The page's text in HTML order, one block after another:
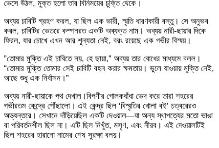
ভেসে উঠল, মুক্ত হলো তার বিনিময়ের চুক্তি থেকে।
​অব্যয় চাবিটি গ্রহণ করল, যা ছিল এক ভারী, স্মৃতি ধারণকারী বস্তু। সে অনুভব
করল, চাবিটির ভেতরে কম্পনরত একটি অব্যক্ত নাম। অব্যয় নারী-ছায়ার দিকে
ফিরল, যার চোখে এখন আর শূন্যতা নেই, বরং রয়েছে এক গভীর বিস্ময়।
​”তোমার মুক্তি এই চাবিতে নয়, হে ছায়া,” অব্যয় তার বোধের মাধ্যমে বলল।
“তোমার মুক্তি তোমার সেই চাবিটি বহন করার ক্ষমতায়। ভুলে যাওয়ায় মুক্তি নেই,
আছে শুধু এক নির্বাসন।”
​অব্যয় নারী-ছায়াকে পথ দেখাল।বিপণীর গোলকধাঁধা ভেদ করে তারা শহরের
গভীরতম কেন্দ্রে পৌঁছালো। এই কেন্দ্র ছিল ‘বিস্মৃতির খোলা বই’ চত্বরেরও
অভ্যন্তরে। সেখানে দাঁড়িয়েছিল একটি দেওয়াল—যা অন্য স্থাপত্যের মতো ভাঙা
বা পরিবর্তনশীল ছিল না। এটি ছিল নিখুঁত, মসৃণ, এবং নীরব। এই দেওয়ালটিই
ছিল শহরের হারানো নামের শেষ সুরক্ষা বলয়।